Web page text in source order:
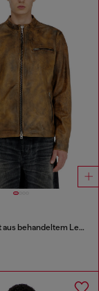
Biker jacket aus behandeltem Leder